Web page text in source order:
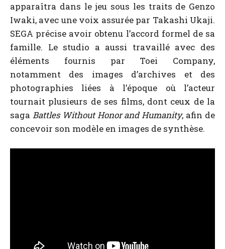
apparaîtra dans le jeu sous les traits de Genzo
Iwaki, avec une voix assurée par Takashi Ukaji.
SEGA précise avoir obtenu l’accord formel de sa
famille. Le studio a aussi travaillé avec des
éléments fournis par Toei Company,
notamment des images d’archives et des
photographies liées à l’époque où l’acteur
tournait plusieurs de ses films, dont ceux de la
saga Battles Without Honor and Humanity, afin de
concevoir son modèle en images de synthèse.